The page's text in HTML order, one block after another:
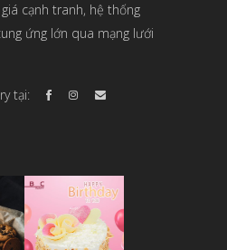
cạnh tranh, hệ thống
ứng lớn qua mạng lưới
tại: